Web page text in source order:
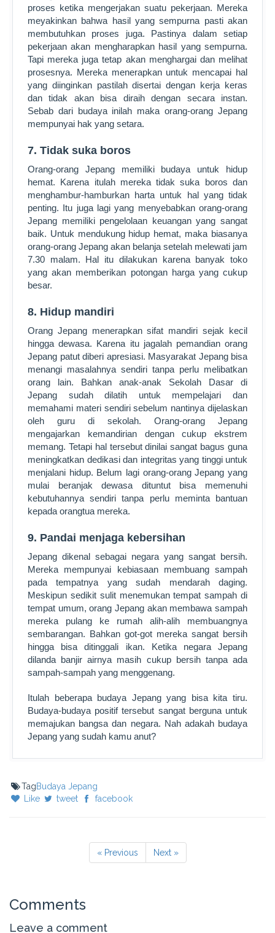
proses ketika mengerjakan suatu pekerjaan. Mereka
meyakinkan bahwa hasil yang sempurna pasti akan
membutuhkan proses juga. Pastinya dalam setiap
pekerjaan akan mengharapkan hasil yang sempurna.
Tapi mereka juga tetap akan menghargai dan melihat
prosesnya. Mereka menerapkan untuk mencapai hal
yang diinginkan pastilah disertai dengan kerja keras
dan tidak akan bisa diraih dengan secara instan.
Sebab dari budaya inilah maka orang-orang Jepang
mempunyai hak yang setara.
7. Tidak suka boros
Orang-orang Jepang memiliki budaya untuk hidup
hemat. Karena itulah mereka tidak suka boros dan
menghambur-hamburkan harta untuk hal yang tidak
penting. Itu juga lagi yang menyebabkan orang-orang
Jepang memiliki pengelolaan keuangan yang sangat
baik. Untuk mendukung hidup hemat, maka biasanya
orang-orang Jepang akan belanja setelah melewati jam
7.30 malam. Hal itu dilakukan karena banyak toko
yang akan memberikan potongan harga yang cukup
besar.
8. Hidup mandiri
Orang Jepang menerapkan sifat mandiri sejak kecil
hingga dewasa. Karena itu jagalah pemandian orang
Jepang patut diberi apresiasi. Masyarakat Jepang bisa
menangi masalahnya sendiri tanpa perlu melibatkan
orang lain. Bahkan anak-anak Sekolah Dasar di
Jepang sudah dilatih untuk mempelajari dan
memahami materi sendiri sebelum nantinya dijelaskan
oleh guru di sekolah. Orang-orang Jepang
mengajarkan kemandirian dengan cukup ekstrem
memang. Tetapi hal tersebut dinilai sangat bagus guna
meningkatkan dedikasi dan integritas yang tinggi untuk
menjalani hidup. Belum lagi orang-orang Jepang yang
mulai beranjak dewasa dituntut bisa memenuhi
kebutuhannya sendiri tanpa perlu meminta bantuan
kepada orangtua mereka.
9. Pandai menjaga kebersihan
Jepang dikenal sebagai negara yang sangat bersih.
Mereka mempunyai kebiasaan membuang sampah
pada tempatnya yang sudah mendarah daging.
Meskipun sedikit sulit menemukan tempat sampah di
tempat umum, orang Jepang akan membawa sampah
mereka pulang ke rumah alih-alih membuangnya
sembarangan. Bahkan got-got mereka sangat bersih
hingga bisa ditinggali ikan. Ketika negara Jepang
dilanda banjir airnya masih cukup bersih tanpa ada
sampah-sampah yang menggenang.
Itulah beberapa budaya Jepang yang bisa kita tiru.
Budaya-budaya positif tersebut sangat berguna untuk
memajukan bangsa dan negara. Nah adakah budaya
Jepang yang sudah kamu anut?
TagBudaya Jepang
Like
tweet facebook
« Previous Next »
Comments
Leave a comment